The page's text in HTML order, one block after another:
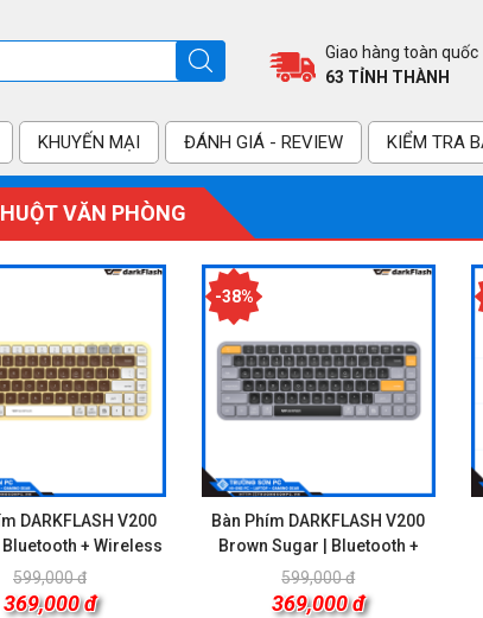
Giao hàng toàn quốc
63 TỈNH THÀNH
KHUYẾN MẠI ĐÁNH GIÁ - REVIEW KIỂM TRA
VĂN PHÒNG
DARKFLASH V200
Bluetooth + Wireless
2.4G
599,000 đ
369,000 đ
-38%
Bàn Phím DARKFLASH V200
Brown Sugar | Bluetooth +
Wireless 2.4G
599,000 đ
369,000 đ